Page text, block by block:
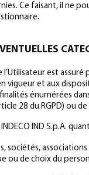
Ce faisant, il ne
est
vigueur et aux
énumérées
28 du RGPD) ou
IND S.p.A.
sociétés,
ou de choix du